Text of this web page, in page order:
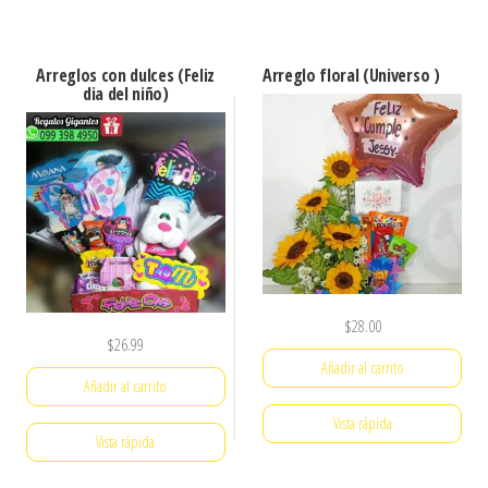
Arreglos con dulces (Feliz
dia del niño)
$26.99
Añadir al carrito
Vista rápida
Arreglo floral (Universo )
$28.00
Añadir al carrito
Vista rápida